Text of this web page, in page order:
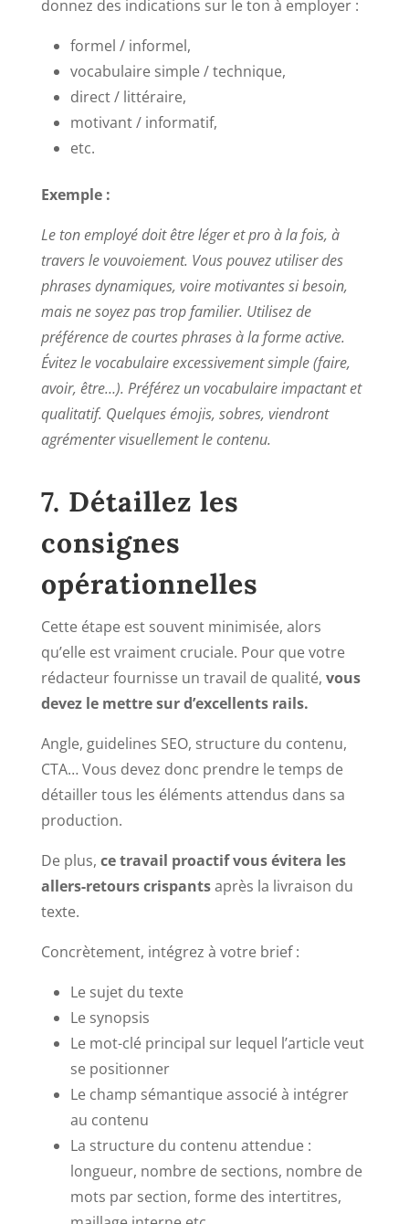
donnez des indications sur le ton à employer :
formel / informel,
vocabulaire simple / technique,
direct / littéraire,
motivant / informatif,
etc.
Exemple :
Le ton employé doit être léger et pro à la fois, à
travers le vouvoiement. Vous pouvez utiliser des
phrases dynamiques, voire motivantes si besoin,
mais ne soyez pas trop familier. Utilisez de
préférence de courtes phrases à la forme active.
Évitez le vocabulaire excessivement simple (faire,
avoir, être…). Préférez un vocabulaire impactant et
qualitatif. Quelques émojis, sobres, viendront
agrémenter visuellement le contenu.
7. Détaillez les
consignes
opérationnelles
Cette étape est souvent minimisée, alors
qu’elle est vraiment cruciale. Pour que votre
rédacteur fournisse un travail de qualité, vous
devez le mettre sur d’excellents rails.
Angle, guidelines SEO, structure du contenu,
CTA… Vous devez donc prendre le temps de
détailler tous les éléments attendus dans sa
production.
De plus, ce travail proactif vous évitera les
allers-retours crispantsaprès la livraison du
texte.
Concrètement, intégrez à votre brief :
Le sujet du texte
Le synopsis
Le mot-clé principal sur lequel l’article veut
se positionner
Le champ sémantique associé à intégrer
au contenu
La structure du contenu attendue :
longueur, nombre de sections, nombre de
mots par section, forme des intertitres,